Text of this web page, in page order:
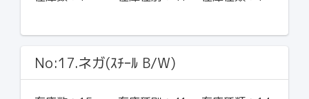
No:17.ネガ(ｽﾁｰﾙ B/W)